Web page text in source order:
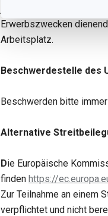
Erwerbszwecken
Arbeitsplatz.
Beschwerdestelle des
Beschwerden bitte
Alternative
Die Europäische
finden https://
Zur Teilnahme an einem
verpflichtet und nicht